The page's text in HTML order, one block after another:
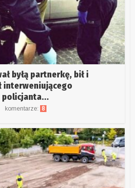
byłą partnerkę, bił i
interweniującego
policjanta...
komentarze: 8